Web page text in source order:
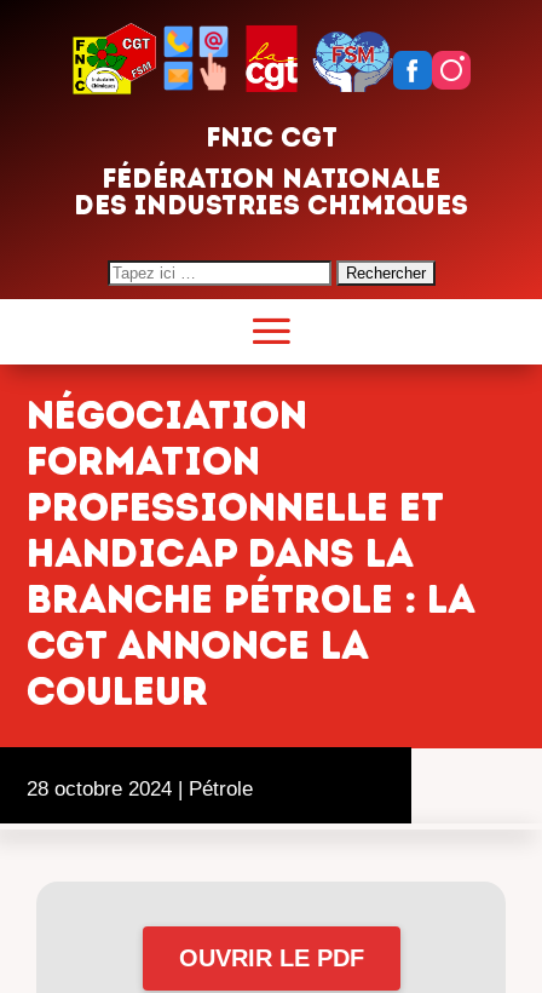
FNIC CGT
FÉDÉRATION NATIONALE
DES INDUSTRIES CHIMIQUES
Search
for:
Négociation
formation
professionnelle et
handicap dans la
branche pétrole : la
CGT annonce la
couleur
28 octobre 2024 | Pétrole
OUVRIR LE PDF